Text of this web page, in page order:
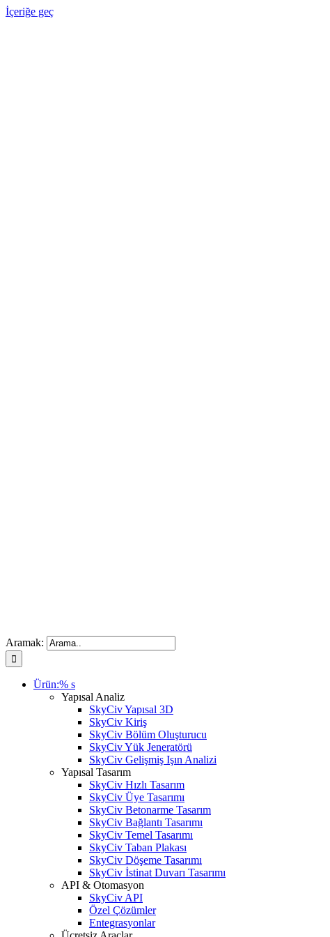
İçeriğe geç
Aramak:
Ürün:% s
Yapısal Analiz
SkyCiv Yapısal 3D
SkyCiv Kiriş
SkyCiv Bölüm Oluşturucu
SkyCiv Yük Jeneratörü
SkyCiv Gelişmiş Işın Analizi
Yapısal Tasarım
SkyCiv Hızlı Tasarım
SkyCiv Üye Tasarımı
SkyCiv Betonarme Tasarım
SkyCiv Bağlantı Tasarımı
SkyCiv Temel Tasarımı
SkyCiv Taban Plakası
SkyCiv Döşeme Tasarımı
SkyCiv İstinat Duvarı Tasarımı
API & Otomasyon
SkyCiv API
Özel Çözümler
Entegrasyonlar